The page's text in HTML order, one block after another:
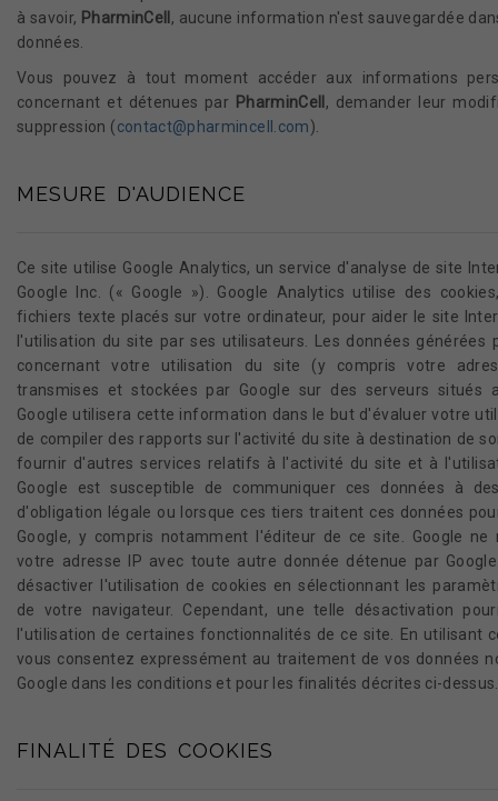
à savoir, PharminCell , aucune information n'est sauvegardée
données.
Vous pouvez à tout moment accéder aux informations
concernant et détenues par PharminCell , demander leur
suppression (contact@pharmincell.com).
MESURE D'AUDIENCE
Ce site utilise Google Analytics, un service d'analyse de site
Google Inc. (« Google »). Google Analytics utilise des
fichiers texte placés sur votre ordinateur, pour aider le site
l'utilisation du site par ses utilisateurs. Les données générées
concernant votre utilisation du site (y compris votre
transmises et stockées par Google sur des serveurs situés
Google utilisera cette information dans le but d'évaluer votre
de compiler des rapports sur l'activité du site à destination de
fournir d'autres services relatifs à l'activité du site et à
Google est susceptible de communiquer ces données à
d'obligation légale ou lorsque ces tiers traitent ces données
Google, y compris notamment l'éditeur de ce site. Google ne
votre adresse IP avec toute autre donnée détenue par
désactiver l'utilisation de cookies en sélectionnant les
de votre navigateur. Cependant, une telle désactivation
l'utilisation de certaines fonctionnalités de ce site. En utilisant
vous consentez expressément au traitement de vos données
Google dans les conditions et pour les finalités décrites ci-dessus.
FINALITÉ DES COOKIES